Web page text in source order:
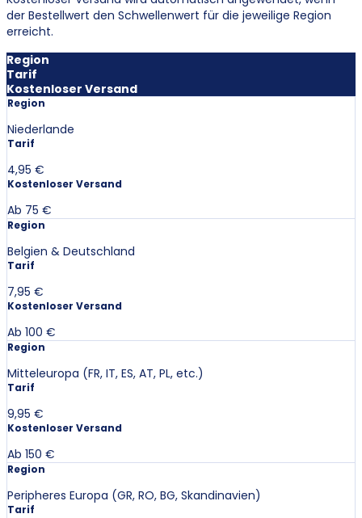
der Bestellwert den Schwellenwert für die jeweilige Region
erreicht.
Region
Tarif
Kostenloser Versand
Region
Niederlande
Tarif
4,95 €
Kostenloser Versand
Ab 75 €
Region
Belgien & Deutschland
Tarif
7,95 €
Kostenloser Versand
Ab 100 €
Region
Mitteleuropa (FR, IT, ES, AT, PL, etc.)
Tarif
9,95 €
Kostenloser Versand
Ab 150 €
Region
Peripheres Europa (GR, RO, BG, Skandinavien)
Tarif